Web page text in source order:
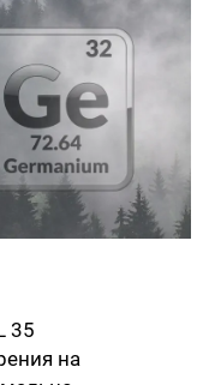
35
на